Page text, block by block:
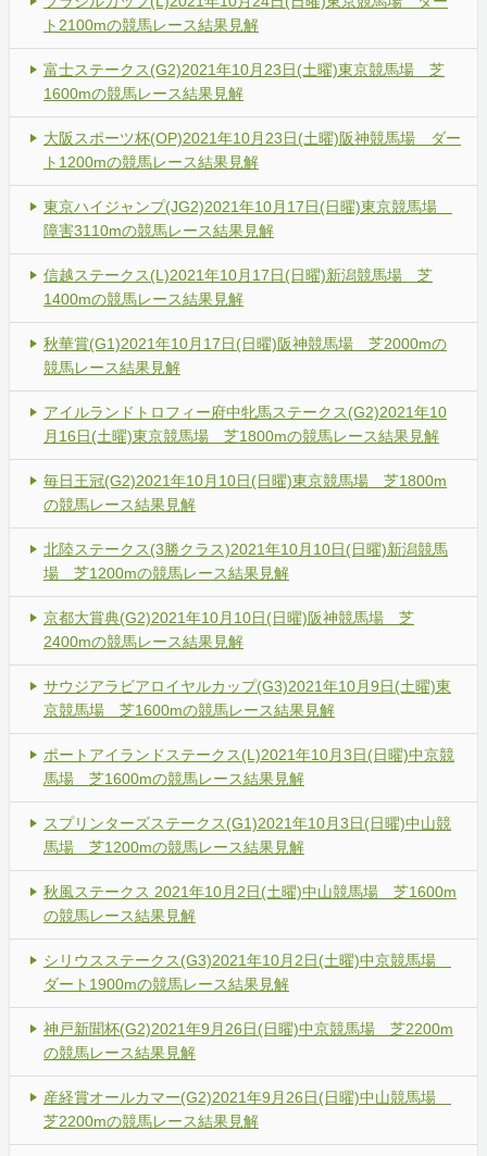
ト2100mの競馬レース結果見解
富士ステークス(G2)2021年10月23日(土曜)東京競馬場 芝
1600mの競馬レース結果見解
大阪スポーツ杯(OP)2021年10月23日(土曜)阪神競馬場 ダー
ト1200mの競馬レース結果見解
東京ハイジャンプ(JG2)2021年10月17日(日曜)東京競馬場
障害3110mの競馬レース結果見解
信越ステークス(L)2021年10月17日(日曜)新潟競馬場 芝
1400mの競馬レース結果見解
秋華賞(G1)2021年10月17日(日曜)阪神競馬場 芝2000mの
競馬レース結果見解
アイルランドトロフィー府中牝馬ステークス(G2)2021年10
月16日(土曜)東京競馬場 芝1800mの競馬レース結果見解
毎日王冠(G2)2021年10月10日(日曜)東京競馬場 芝1800m
の競馬レース結果見解
北陸ステークス(3勝クラス)2021年10月10日(日曜)新潟競馬
場 芝1200mの競馬レース結果見解
京都大賞典(G2)2021年10月10日(日曜)阪神競馬場 芝
2400mの競馬レース結果見解
サウジアラビアロイヤルカップ(G3)2021年10月9日(土曜)東
京競馬場 芝1600mの競馬レース結果見解
ポートアイランドステークス(L)2021年10月3日(日曜)中京競
馬場 芝1600mの競馬レース結果見解
スプリンターズステークス(G1)2021年10月3日(日曜)中山競
馬場 芝1200mの競馬レース結果見解
秋風ステークス 2021年10月2日(土曜)中山競馬場 芝1600m
の競馬レース結果見解
シリウスステークス(G3)2021年10月2日(土曜)中京競馬場
ダート1900mの競馬レース結果見解
神戸新聞杯(G2)2021年9月26日(日曜)中京競馬場 芝2200m
の競馬レース結果見解
産経賞オールカマー(G2)2021年9月26日(日曜)中山競馬場
芝2200mの競馬レース結果見解